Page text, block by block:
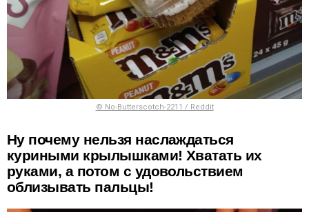
© No-Butterscotch-2211 / Reddit
Ну почему нельзя наслаждаться
куриными крылышками! Хватать их
руками, а потом с удовольствием
облизывать пальцы!